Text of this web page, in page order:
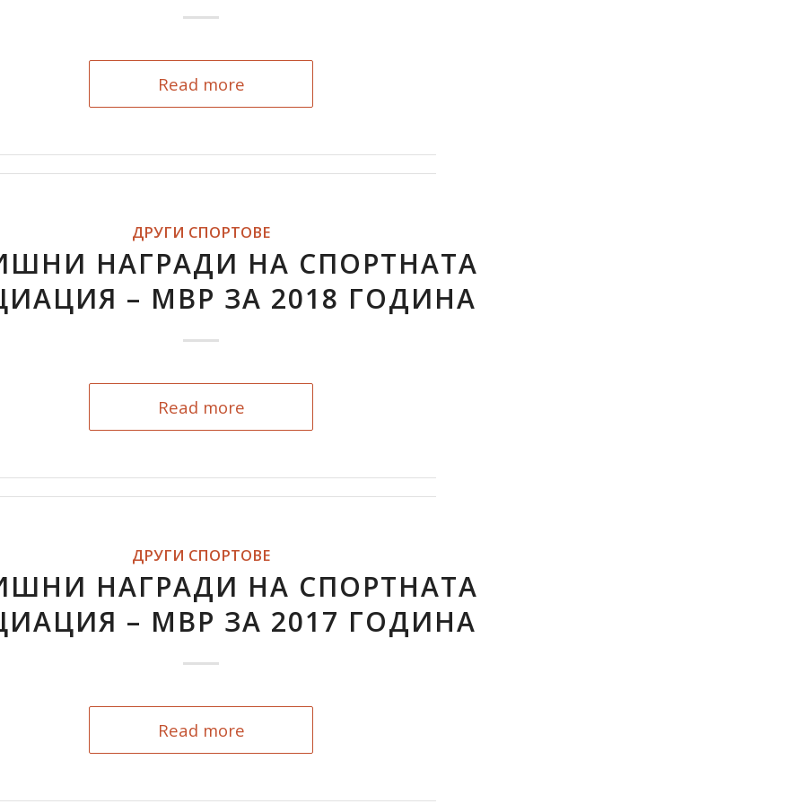
Read more
ДРУГИ СПОРТОВЕ
НАГРАДИ НА СПОРТНАТА
– МВР ЗА 2018 ГОДИНА
Read more
ДРУГИ СПОРТОВЕ
НАГРАДИ НА СПОРТНАТА
– МВР ЗА 2017 ГОДИНА
Read more